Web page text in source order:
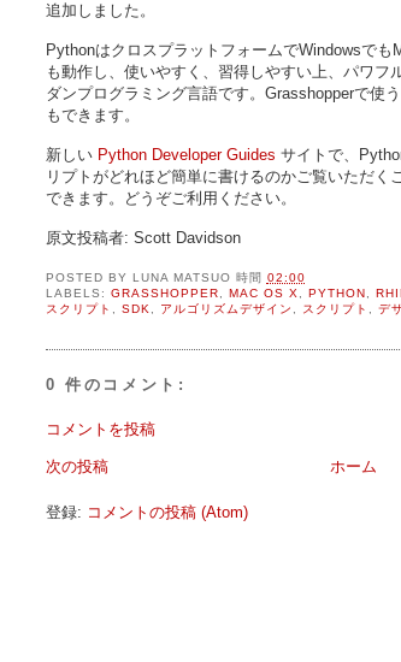
追加しました。
PythonはクロスプラットフォームでWindowsでも
も動作し、使いやすく、習得しやすい上、パワフ
ダンプログラミング言語です。Grasshopperで使
もできます。
新しい Python Developer Guides サイトで、
リプトがどれほど簡単に書けるのかご覧いただく
できます。どうぞご利用ください。
原文投稿者: Scott Davidson
POSTED BY LUNA MATSUO 時間 02:00
LABELS: GRASSHOPPER, MAC OS X, PYTHON ,
スクリプト , SDK, アルゴリズムデザイン , スクリプト , デ
0 件のコメント:
コメントを投稿
次の投稿 ホーム
登録: コメントの投稿 (Atom)